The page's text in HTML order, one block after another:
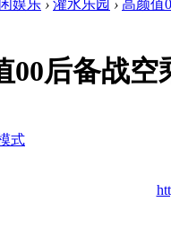
娱乐 › 灌水乐园 › 高颜值
00后备战
式